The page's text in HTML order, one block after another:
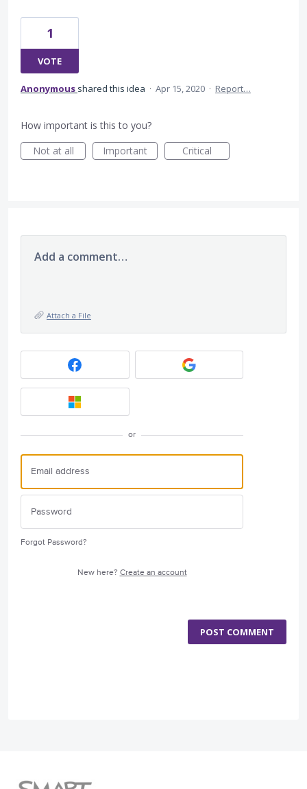
1
VOTE
Anonymous shared this idea · Apr 15, 2020 · Report…
How important is this to you?
Not at all
Important Critical
Add a comment…
Attach a File
or
Forgot Password?
New here? Create an account
POST COMMENT